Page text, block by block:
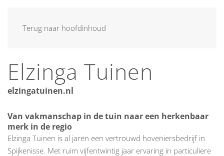
Terug naar hoofdinhoud
Elzinga Tuinen
elzingatuinen.nl
Van vakmanschap in de tuin naar een herkenbaar
merk in de regio
Elzinga Tuinen is al jaren een vertrouwd hoveniersbedrijf in
Spijkenisse. Met ruim vijfentwintig jaar ervaring in particuliere